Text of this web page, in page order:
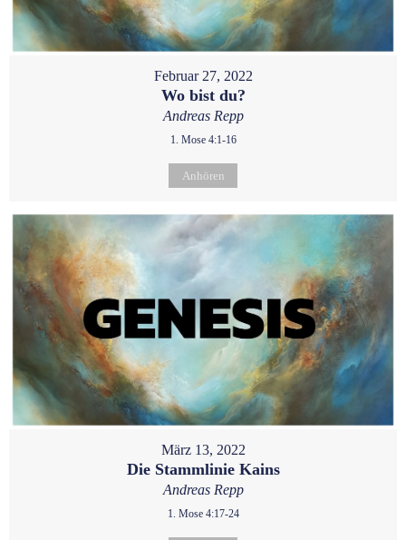
Februar 27, 2022
Wo bist du?
Andreas Repp
1. Mose 4:1-16
Anhören
März 13, 2022
Die Stammlinie Kains
Andreas Repp
1. Mose 4:17-24